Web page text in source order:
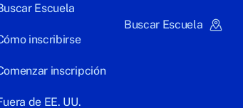
Escuela
inscribirse
inscripción
de EE. UU.
Buscar Escuela